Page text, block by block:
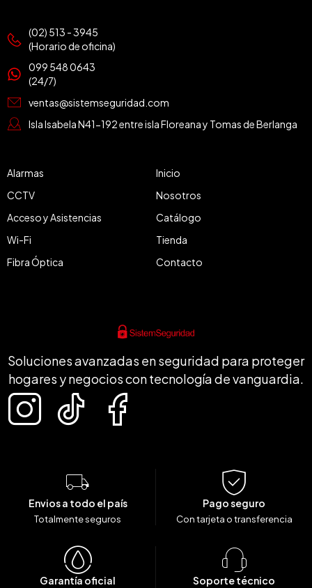
Soluciones avanzadas en seguridad para proteger
hogares y negocios con tecnología de vanguardia.
Alarmas
CCTV
Acceso y Asistencias
Wi-Fi
Fibra Óptica
Inicio
Nosotros
Catálogo
Tienda
Contacto
(02) 513 - 3945
(Horario de oficina)
099 548 0643
(24/7)
ventas@sistemseguridad.com
Isla Isabela N41-192 entre isla Floreana y Tomas de Berlanga
Envios a todo el país
Totalmente seguros
Pago seguro
Con tarjeta o transferencia
Garantía oficial Soporte técnico